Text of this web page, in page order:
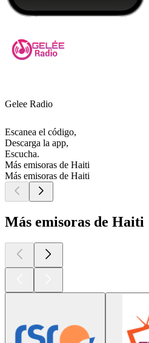
Gelee Radio
Escanea el código,
Descarga la app,
Escucha.
Más emisoras de Haiti
Más emisoras de Haiti
Más emisoras de Haiti